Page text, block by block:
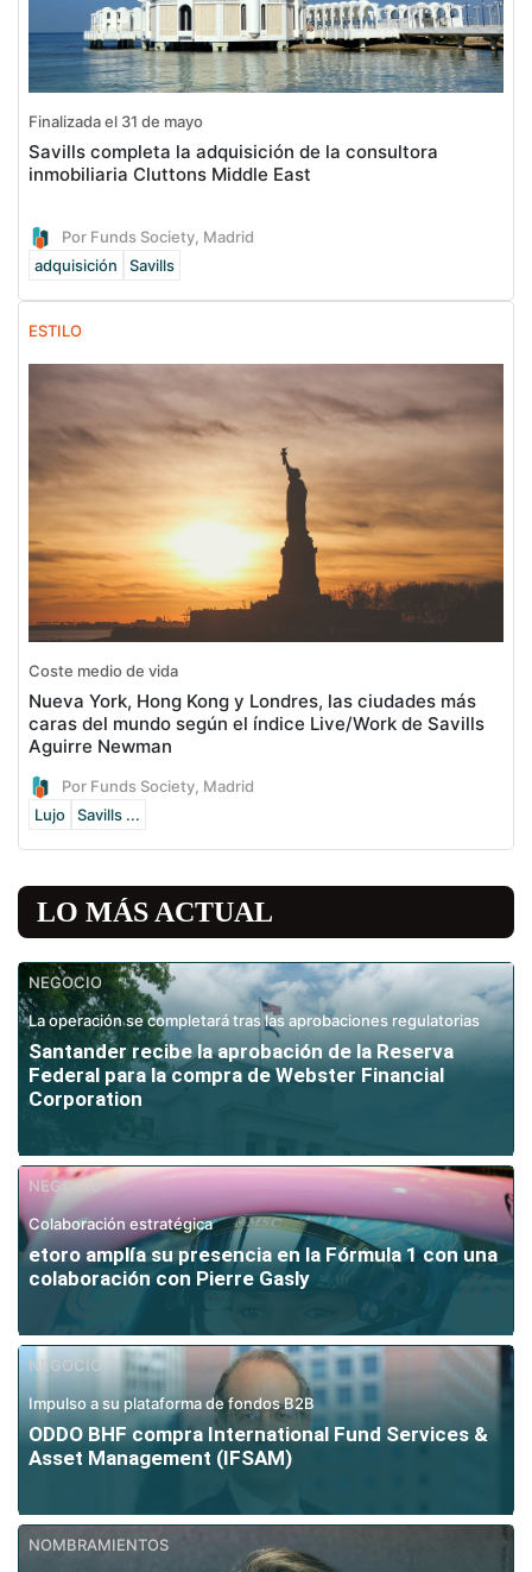
Finalizada el 31 de mayo
Savills completa la adquisición de la consultora
inmobiliaria Cluttons Middle East
Por Funds Society, Madrid
adquisición
Savills
ESTILO
Coste medio de vida
Nueva York, Hong Kong y Londres, las ciudades más
caras del mundo según el índice Live/Work de Savills
Aguirre Newman
Por Funds Society, Madrid
Lujo
Savills ...
LO MÁS ACTUAL
NEGOCIO
La operación se completará tras las aprobaciones regulatorias
Santander recibe la aprobación de la Reserva
Federal para la compra de Webster Financial
Corporation
NEGOCIO
Colaboración estratégica
etoro amplía su presencia en la Fórmula 1 con una
colaboración con Pierre Gasly
NEGOCIO
Impulso a su plataforma de fondos B2B
ODDO BHF compra International Fund Services &
Asset Management (IFSAM)
NOMBRAMIENTOS